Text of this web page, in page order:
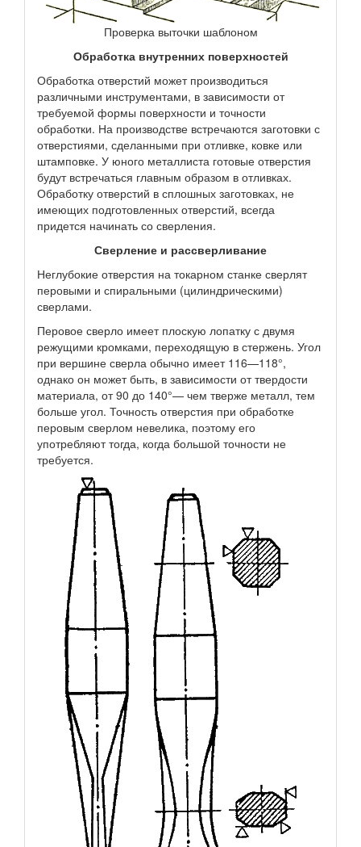
Проверка выточки шаблоном
Обработка внутренних поверхностей
Обработка отверстий может производиться
различными инструментами, в зависимости от
требуемой формы поверхности и точности
обработки. На производстве встречаются заготовки с
отверстиями, сделанными при отливке, ковке или
штамповке. У юного металлиста готовые отверстия
будут встречаться главным образом в отливках.
Обработку отверстий в сплошных заготовках, не
имеющих подготовленных отверстий, всегда
придется начинать со сверления.
Сверление и рассверливание
Неглубокие отверстия на токарном станке сверлят
перовыми и спиральными (цилиндрическими)
сверлами.
Перовое сверло имеет плоскую лопатку с двумя
режущими кромками, переходящую в стержень. Угол
при вершине сверла обычно имеет 116—118°,
однако он может быть, в зависимости от твердости
материала, от 90 до 140°— чем тверже металл, тем
больше угол. Точность отверстия при обработке
перовым сверлом невелика, поэтому его
употребляют тогда, когда большой точности не
требуется.